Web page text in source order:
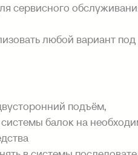
любой вариант
подъём,
балок на